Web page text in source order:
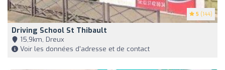
5 (144)
Driving School St Thibault
15,9km, Dreux
Voir les données d'adresse et de contact